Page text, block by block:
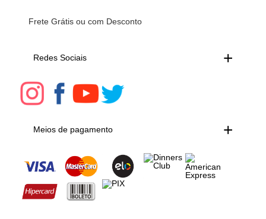
Frete Grátis ou com Desconto
Redes Sociais
Meios de pagamento